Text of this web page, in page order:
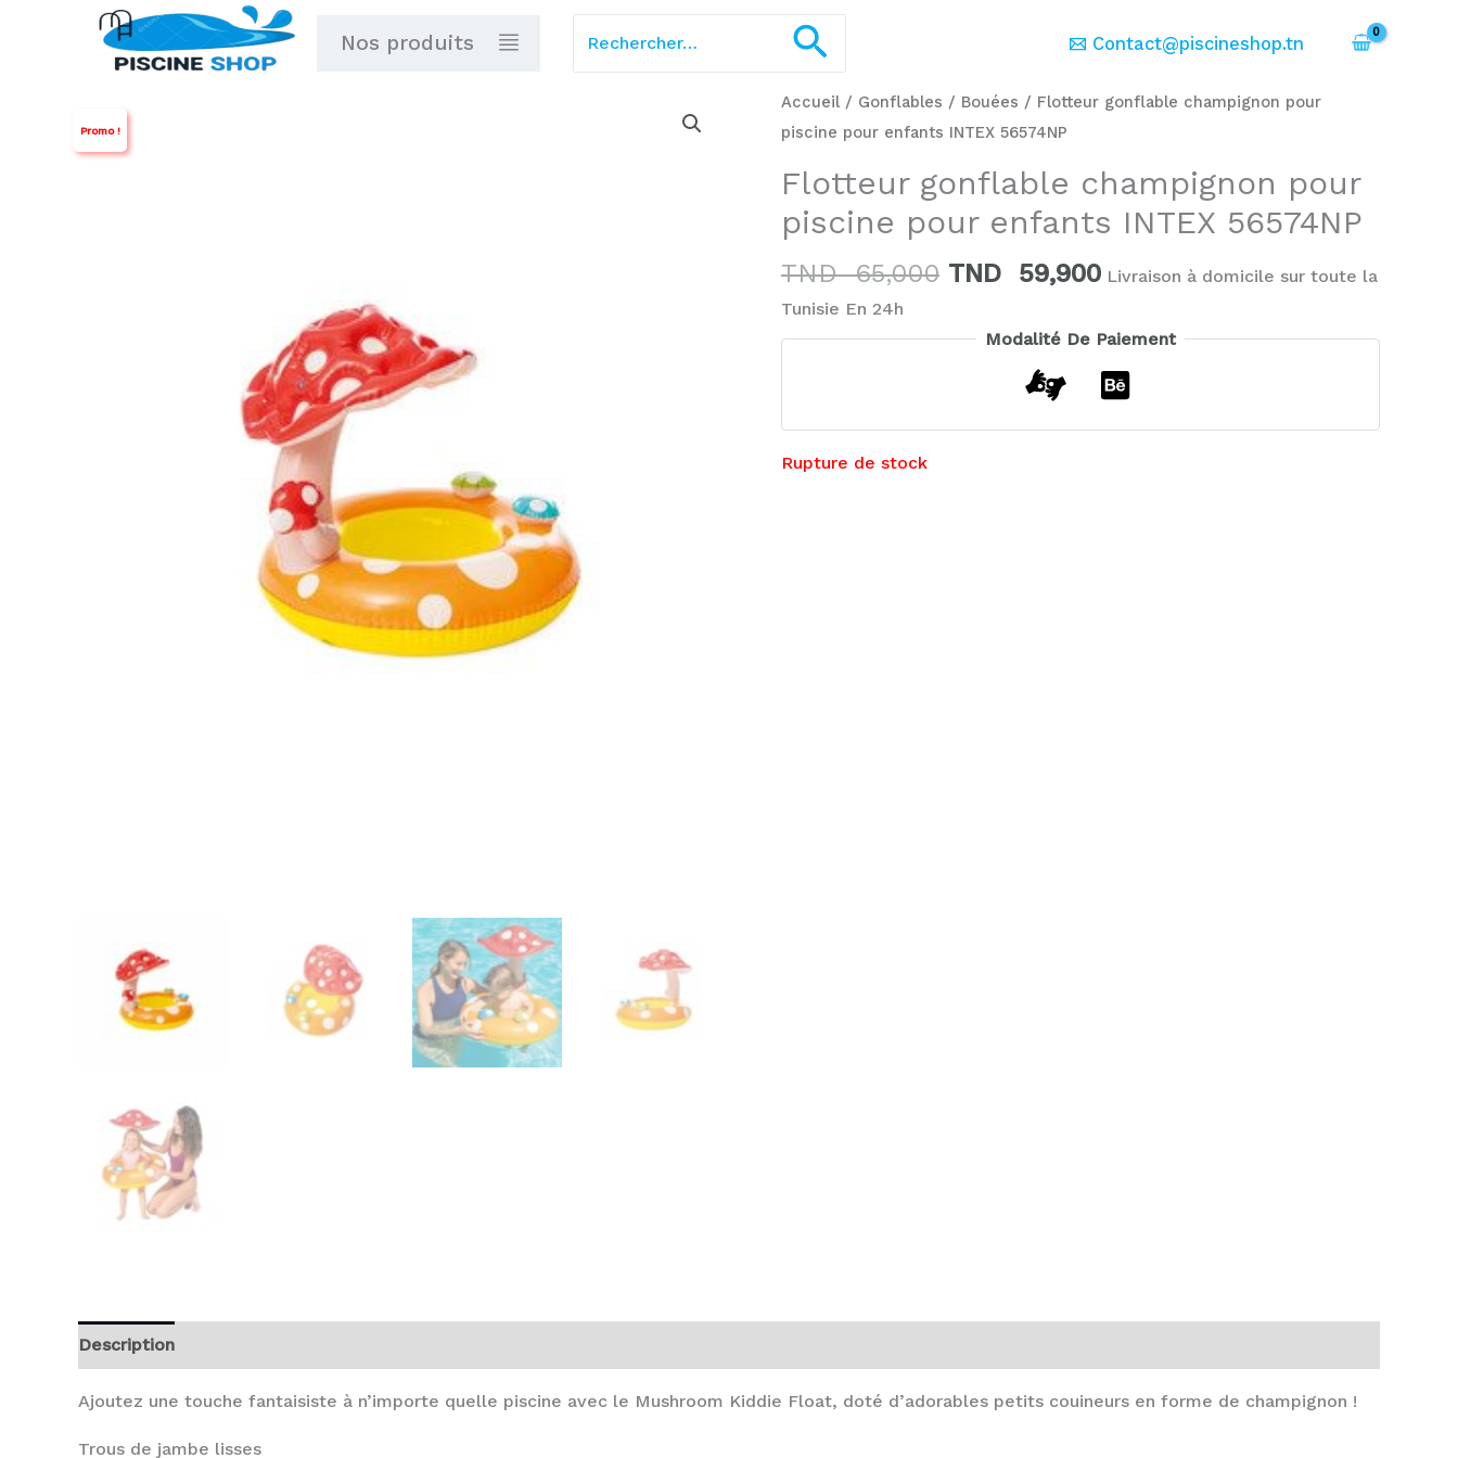
Nos produits Rechercher Contact@piscineshop.tn
Promo !
Accueil / Gonflables / Bouées / Flotteur gonflable champignon pour
piscine pour enfants INTEX 56574NP
Flotteur gonflable champignon pour
piscine pour enfants INTEX 56574NP
TND65,000
Le
prix
était :
TND
TND 59,900
Le
est :
TND
Livraison à domicile sur toute la
Tunisie En 24h
Modalité De Paiement
Rupture de stock
Description
Ajoutez une touche fantaisiste à n’importe quelle piscine avec le Mushroom Kiddie Float, doté d’adorables petits couineurs en forme de champignon !
Trous de jambe lisses